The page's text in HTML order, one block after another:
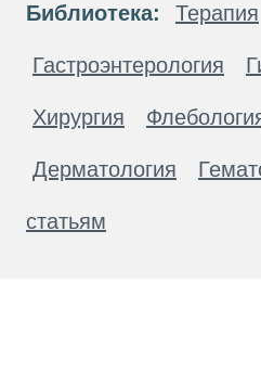
Библиотека: Терапия
Гастроэнтерология
Хирургия
Дерматология
статьям